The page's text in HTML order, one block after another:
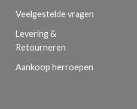
Veelgestelde vragen
Levering &
Retourneren
Aankoop herroepen